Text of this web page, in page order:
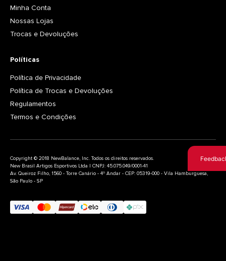
Minha Conta
Nossas Lojas
Trocas e Devoluções
Políticas
Política de Privacidade
Política de Trocas e Devoluções
Regulamentos
Termos e Condições
Copyright © 2018 NewBalance, Inc. Todos os direitos reservados.
New Brasil Artigos Esportivos Ltda | CNPJ: 45.075.049/0001-41
Av. Queiroz Filho, 1560 - Torre Canário - 4º Andar - CEP: 05319-000 - Vila Hamburguesa,
São Paulo - SP